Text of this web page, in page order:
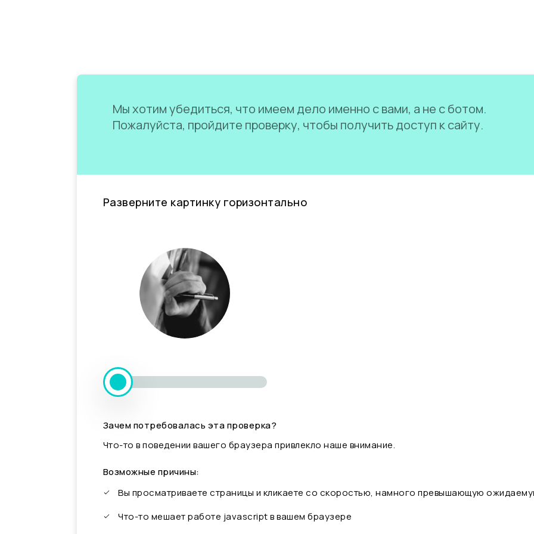
Мы хотим убедиться, что имеем дело именно с вами, а не с ботом.
Пожалуйста, пройдите проверку, чтобы получить доступ к сайту.
Разверните картинку горизонтально
Зачем потребовалась эта проверка?
Что-то в поведении вашего браузера привлекло наше внимание.
Возможные причины:
Вы просматриваете страницы и кликаете со скоростью, намного превышающую
Что-то мешает работе javascript в вашем браузере